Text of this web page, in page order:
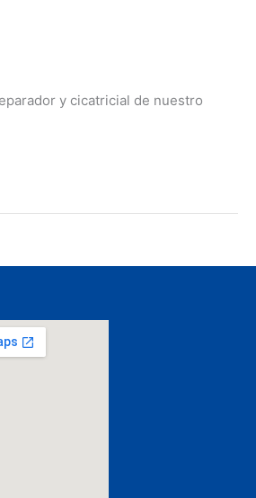
y cicatricial de nuestro